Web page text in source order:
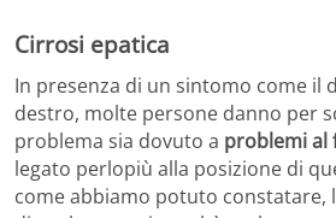
Cirrosi epatica
In presenza di un sintomo come il
destro, molte persone danno per
problema sia dovuto a problemi al
legato perlopiù alla posizione di
come abbiamo potuto constatare,